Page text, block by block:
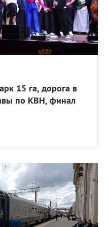
15 га, дорога в
по КВН, финал